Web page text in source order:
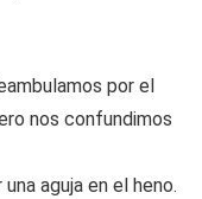
por el
nos confundimos
aguja en el heno.